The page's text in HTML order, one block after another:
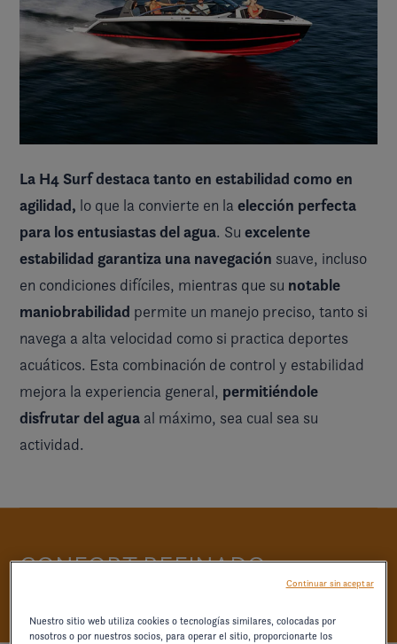
La H4 Surf destaca tanto en estabilidad como en
agilidad, lo que la convierte en la elección perfecta
para los entusiastas del agua. Su excelente
estabilidad garantiza una navegación suave, incluso
en condiciones difíciles, mientras que su notable
maniobrabilidad permite un manejo preciso, tanto si
navega a alta velocidad como si practica deportes
acuáticos. Esta combinación de control y estabilidad
mejora la experiencia general, permitiéndole
disfrutar del agua al máximo, sea cual sea su
actividad.
CONFORT REFINADO
Nuestro sitio web utiliza cookies o tecnologías similares, colocadas por
nosotros o por nuestros socios, para operar el sitio, proporcionarte los
Continuar sin aceptar